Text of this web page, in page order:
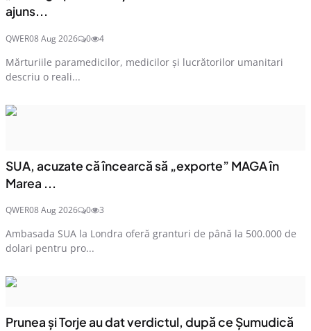
ajuns...
QWER08 Aug 2026 0 4
Mărturiile paramedicilor, medicilor și lucrătorilor umanitari
descriu o reali...
SUA, acuzate că încearcă să „exporte” MAGA în
Marea ...
QWER08 Aug 2026 0 3
Ambasada SUA la Londra oferă granturi de până la 500.000 de
dolari pentru pro...
Prunea și Torje au dat verdictul, după ce Șumudică